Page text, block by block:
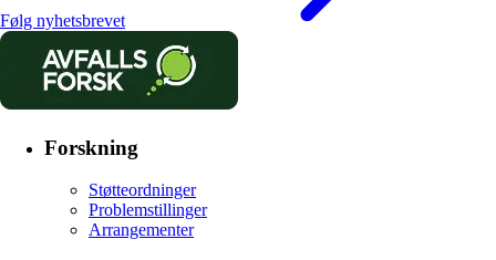
Følg nyhetsbrevet
Forskning
Støtteordninger
Problemstillinger
Arrangementer